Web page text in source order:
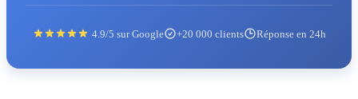
4.9/5 sur Google +20 000 clients Réponse en 24h